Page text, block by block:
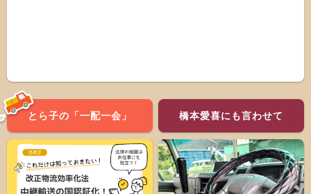
とら子の「一配一会」 橋本愛喜にも言わせて